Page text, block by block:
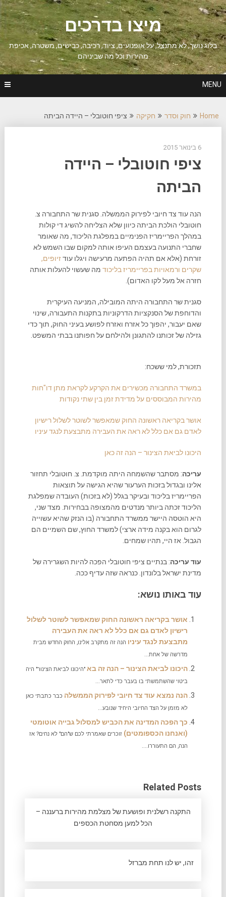
Skip
to
content
מיצו בדרכים
בלוג נושך, לא מתנצל, על אופנועים, ציוד, רכיבה, כבישים, משטרה, אכיפת
מהירות וכל מה שביניהם
MENU
Home חוק וסדר חקיקה ציפי חוטובלי – היידה הביתה
6 בינואר 2015
ציפי חוטובלי – היידה
הביתה
הנה עוד צד חיובי לפירוק הממשלה. סגנית שר התחבורה צ.
חוטובלי הולכת הביתה כיוון שלא הצליחה להשיג די קולות
במהלך הפריימריז הפנימיים במפלגת הליכוד, מה שאומר
שחברי התנועה בעצמם העיפו אותה למקום שבו השמש לא
זורחת (אלא אם תהיה הפתעה מרעישה ויגלו עודזיופים,
שקרים ורמאויות בפריימריז בליכודמה שעשוי להעלות אותה
חזרה אל מעל לקו האדום).
סגנית שר התחבורה היתה המובילה, המניעה העיקרית
והדוחפת של הסנקציות הדרקוניות בתקנות התעבורה, שינוי
שאם יעבור, יהפוך כל אזרח ואזרח לפושע בעיני החוק, תוך כדי
גזילה של זכותנו להתגונן ולהילחם על חפותנו בבתי המשפט.
תזכורת, למי ששכח:
במשרד התחבורה מכשירים את הקרקע לקראת מתן דו"חות
מהירות המבוססים על מדידת זמן בין שתי נקודות
אושר בקריאה ראשונה החוק שמאפשר לשוטר לשלול רישיון
לאדם גם אם כלל לא ראה את העבירה מתבצעת לנגד עיניו
היכונו לביאת הצינור – הנה זה כאן
עריכה: מסתבר שהשמחה היתה מוקדמת. צ. חוטובלי תחזור
אלינו ובגדול בזכות הערעור שהיא הגישה על תוצאות
הפריימריז בליכוד ובעיקר בגלל (לא בזכות) העובדה שמפלגת
הליכוד זכתה ביותר מנדטים מהמצופה בבחירות. מצד שני,
היא הוטסה היישר ממשרד התחבורה (בו הנזק שהיא עשוייה
לגרום הוא בקנה מידה ארצי) למשרד החוץ, שם השמיים הם
הגבול. אז היי, תהיו שמחים.
עוד עריכה: בנתיים ציפי חוטובלי הפכה להיות השגרירה של
מדינת ישראל בלונדון. כנראה שזה עדיף ככה.
עוד באותו נושא:
אושר בקריאה ראשונה החוק שמאפשר לשוטר לשלול
רישיון לאדם גם אם כלל לא ראה את העבירה
מתבצעת לנגד עיניו הנה זה מתקרב אלינו, החוק החדש מבית
מדרשה של אחת...
היכונו לביאת הצינור – הנה זה בא "היכונו לביאת הצינור" היה
ביטוי שהשתמשתי בו בעבר כדי לתאר...
הנה נמצא עוד צד חיובי לפירוק הממשלה כבר כתבתי כאן
לא מזמן על הצד החיובי היחיד שנובע...
כך הפכה המדינה את הכביש למסלול גבייה אוטומטי
(ואנחנו הכספומטים) זוכרים שאמרתי לכם ש"הם" לא נחים? אז
הנה, הם התעוררו....
Related Posts
התקנה רשלנית ופושעת של מצלמת מהירות ברעננה –
הכל למען מסחטת הכספים
זהו, יש לנו תחת מברזל